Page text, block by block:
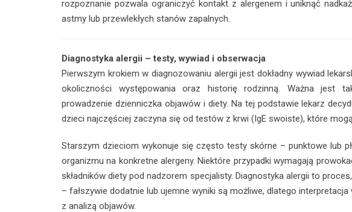
rozpoznanie pozwala ograniczyć kontakt z alergenem i uniknąć
astmy lub przewlekłych stanów zapalnych.
Diagnostyka alergii – testy, wywiad i obserwacja
Pierwszym krokiem w diagnozowaniu alergii jest dokładny wywiad
okoliczności występowania oraz historię rodzinną. Ważna jest
prowadzenie dzienniczka objawów i diety. Na tej podstawie lekarz
dzieci najczęściej zaczyna się od testów z krwi (IgE swoiste), które
Starszym dzieciom wykonuje się często testy skórne – punktowe lub
organizmu na konkretne alergeny. Niektóre przypadki wymagają
składników diety pod nadzorem specjalisty. Diagnostyka alergii to
– fałszywie dodatnie lub ujemne wyniki są możliwe, dlatego
z analizą objawów.